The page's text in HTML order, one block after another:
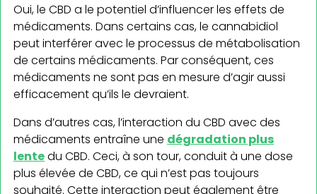
Oui, le CBD a le potentiel d’influencer les effets de
médicaments. Dans certains cas, le cannabidiol
peut interférer avec le processus de métabolisation
de certains médicaments. Par conséquent, ces
médicaments ne sont pas en mesure d’agir aussi
efficacement qu’ils le devraient.
Dans d’autres cas, l’interaction du CBD avec des
médicaments entraîne une dégradation plus
lentedu CBD. Ceci, à son tour, conduit à une dose
plus élevée de CBD, ce qui n’est pas toujours
souhaité. Cette interaction peut également être